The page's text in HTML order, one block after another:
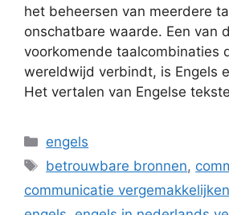
het beheersen van meerdere
onschatbare waarde. Een van
voorkomende taalcombinaties
wereldwijd verbindt, is Engels
Het vertalen van Engelse
Categorieën
engels
Tags
betrouwbare bronnen,
communicatie vergemakkelijken